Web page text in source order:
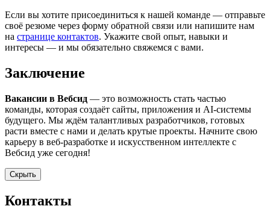
Если вы хотите присоединиться к нашей команде — отправьте
своё резюме через форму обратной связи или напишите нам
на странице контактов. Укажите свой опыт, навыки и
интересы — и мы обязательно свяжемся с вами.
Заключение
Вакансии в Вебсид — это возможность стать частью
команды, которая создаёт сайты, приложения и AI-системы
будущего. Мы ждём талантливых разработчиков, готовых
расти вместе с нами и делать крутые проекты. Начните свою
карьеру в веб-разработке и искусственном интеллекте с
Вебсид уже сегодня!
Скрыть
Контакты